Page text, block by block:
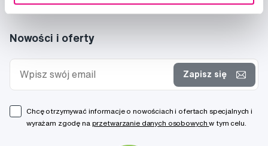
Nowości i oferty
Zapisz się
Chcę otrzymywać informacje o nowościach i ofertach specjalnych i
wyrażam zgodę na przetwarzanie danych osobowychw tym celu.